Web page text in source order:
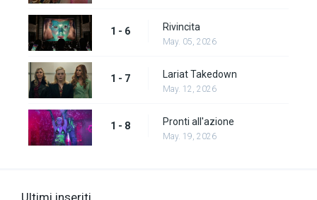
1 - 6 Rivincita
May. 05, 2026
1 - 7 Lariat Takedown
May. 12, 2026
1 - 8 Pronti all'azione
May. 19, 2026
Ultimi inseriti